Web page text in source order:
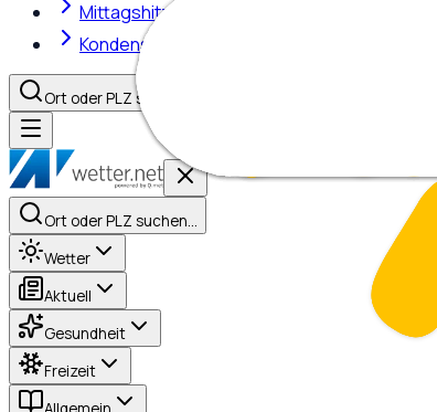
Mittagshitze
Kondensstreifen
Ort oder PLZ suchen…
Ort oder PLZ suchen…
Wetter
Aktuell
Gesundheit
Freizeit